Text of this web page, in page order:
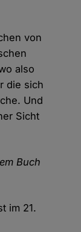
von
also
die sich
Und
Sicht
Buch
im 21.